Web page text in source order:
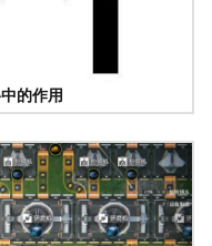
的作用